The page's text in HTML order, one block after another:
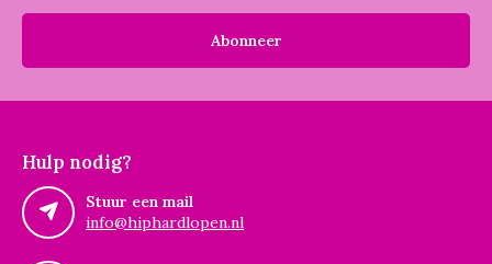
Abonneer
Hulp nodig?
Stuur een mail
info@hiphardlopen.nl